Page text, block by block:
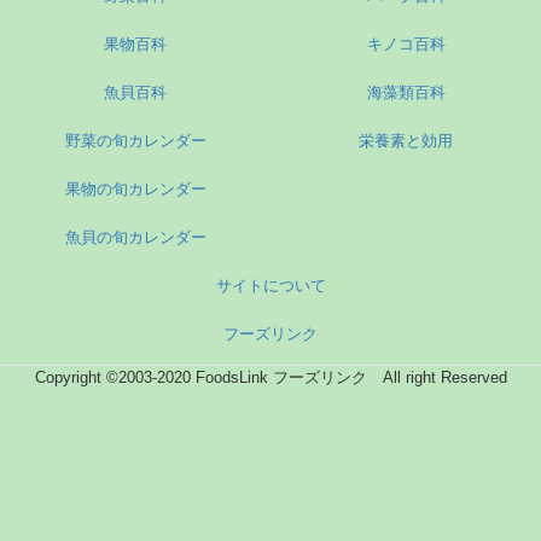
果物百科
魚貝百科
キノコ百科
海藻類百科
野菜の旬カレンダー
果物の旬カレンダー
魚貝の旬カレンダー
栄養素と効用
サイトについて
フーズリンク
Copyright ©2003-2020 FoodsLink フーズリンク All right Reserved